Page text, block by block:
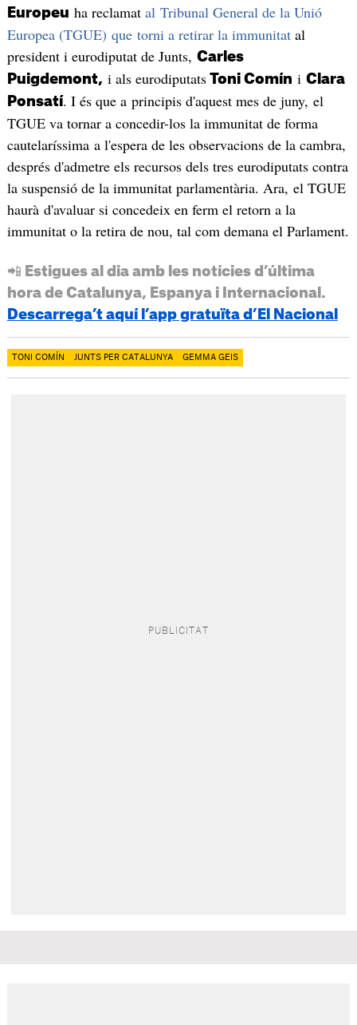
Europeu ha reclamat al Tribunal General de la Unió
Europea (TGUE) que torni a retirar la immunitatal
president i eurodiputat de Junts, Carles
Puigdemont, i als eurodiputatsToni Comín i Clara
Ponsatí. I és que a principis d'aquest mes de juny, el
TGUE va tornar a concedir-los la immunitat de forma
cautelaríssima a l'espera de les observacions de la cambra,
després d'admetre els recursos dels tres eurodiputats contra
la suspensió de la immunitat parlamentària. Ara, el TGUE
haurà d'avaluar si concedeix en ferm el retorn a la
immunitat o la retira de nou, tal com demana el Parlament.
📲 Estigues al dia amb les notícies d’última
hora de Catalunya, Espanya i Internacional.
Descarrega’t aquí l’app gratuïta d’El Nacional
TONI COMÍN JUNTS PER CATALUNYA GEMMA GEIS